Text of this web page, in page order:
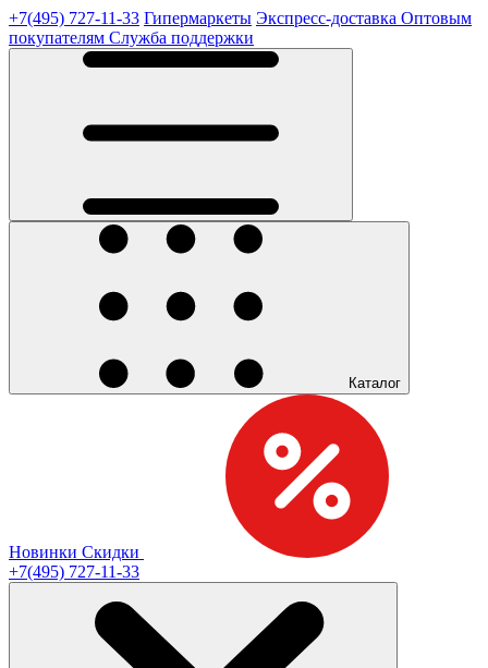
+7(495) 727-11-33 Гипермаркеты Экспресс-доставка Оптовым
покупателям Служба поддержки
Каталог
Новинки Скидки
+7(495) 727-11-33